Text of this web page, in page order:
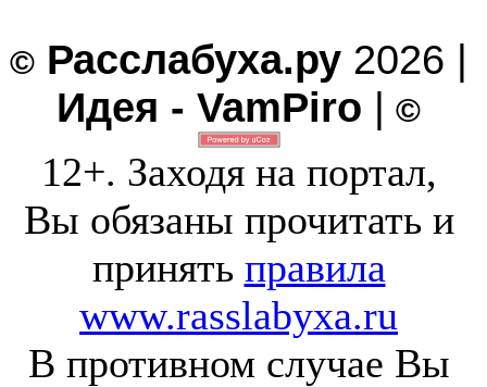
© Расслабуха.ру 2026 |
Идея - VamPiro | ©
12+. Заходя на портал,
Вы обязаны прочитать и
принять правила
www.rasslabyxa.ru
В противном случае Вы